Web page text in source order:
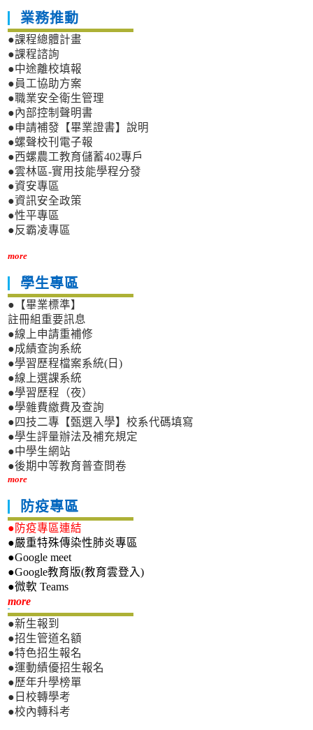
業務推動
●課程總體計畫
●課程諮詢
●中途離校填報
●員工協助方案
●職業安全衛生管理
●內部控制聲明書
●申請補發【畢業證書】說明
●螺聲校刊電子報
●西螺農工教育儲蓄402專戶
●雲林區-實用技能學程分發
●資安專區
●資訊安全政策
●性平專區
●反霸凌專區
more
學生專區
●【畢業標準】
註冊組重要訊息
●線上申請重補修
●成績查詢系統
●學習歷程檔案系統(日)
●線上選課系統
●學習歷程（夜）
●學雜費繳費及查詢
●四技二專【甄選入學】校系代碼填寫
●學生評量辦法及補充規定
●中學生網站
●後期中等教育普查問卷
more
防疫專區
●防疫專區連結
●嚴重特殊傳染性肺炎專區
●Google meet
●Google教育版(教育雲登入)
●微軟 Teams
more新生專區
●新生報到
●招生管道名額
●特色招生報名
●運動績優招生報名
●歷年升學榜單
●日校轉學考
●校內轉科考